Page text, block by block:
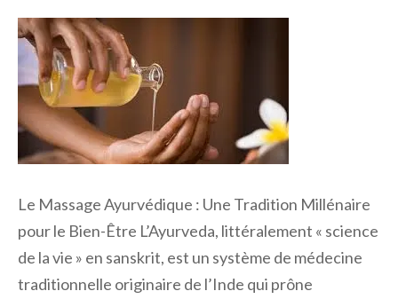
Le Massage Ayurvédique : Une Tradition Millénaire
pour le Bien-Être L’Ayurveda, littéralement « science
de la vie » en sanskrit, est un système de médecine
traditionnelle originaire de l’Inde qui prône